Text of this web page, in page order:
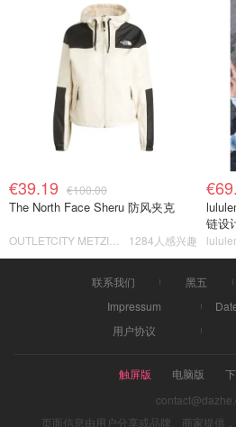
€39.19 €100.00
The North Face Sheru 防风夹克
1284人感兴趣
链设
联系我们 黑五
Impressum
用户协议
触屏版 电脑版
页面信息由用户分享或品牌、商家提供